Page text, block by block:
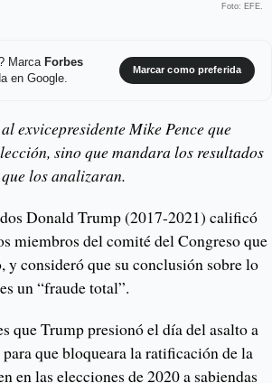
Foto: EFE.
Marca Forbes
en Google.
Marcar como preferida
exvicepresidente Mike Pence que
sino que mandara los resultados
los analizaran.
Donald Trump (2017-2021) calificó
miembros del comité del Congreso que
consideró que su conclusión sobre lo
un “fraude total”.
que Trump presionó el día del asalto a
que bloqueara la ratificación de la
en las elecciones de 2020 a sabiendas